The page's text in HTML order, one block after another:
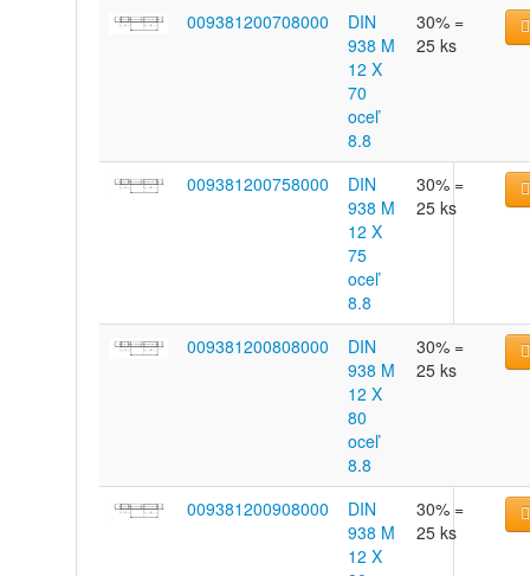
009381200708000
DIN
938 M
12 X
70
oceľ
8.8
30% =
25 ks
009381200758000
DIN
938 M
12 X
75
oceľ
8.8
30% =
25 ks
009381200808000
DIN
938 M
12 X
80
oceľ
8.8
30% =
25 ks
009381200908000
DIN
938 M
12 X
30% =
25 ks